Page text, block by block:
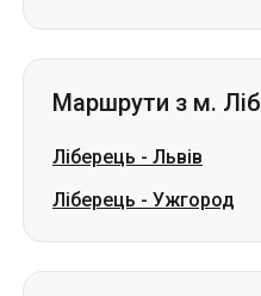
Маршрути з м.
Ліберець - Львів
Ліберець - Ужгород